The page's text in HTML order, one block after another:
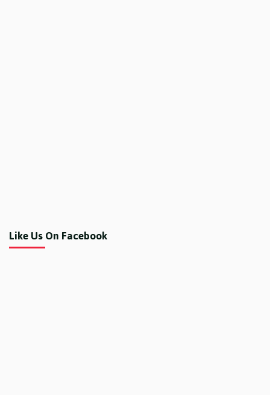
Like Us On Facebook